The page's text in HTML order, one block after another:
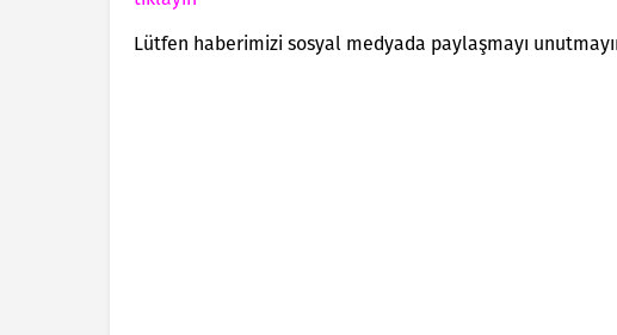
Lütfen haberimizi sosyal medyada paylaşmayı